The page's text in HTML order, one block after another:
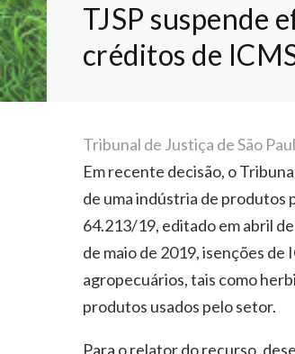
TJSP suspende
créditos de
Tribunal de Justiça de São
Em recente decisão, o
de uma indústria de produtos
64.213/19, editado em abril
de maio de 2019, isenções
agropecuários, tais como
produtos usados pelo setor.
Para o relator do recurso,